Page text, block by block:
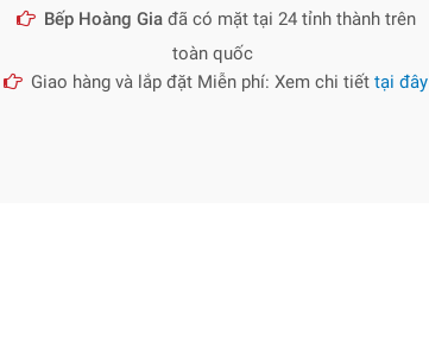
Bếp Hoàng Giađã có mặt tại 24 tỉnh thành trên
toàn quốc
Giao hàng và lắp đặt Miễn phí: Xem chi tiếttại đây